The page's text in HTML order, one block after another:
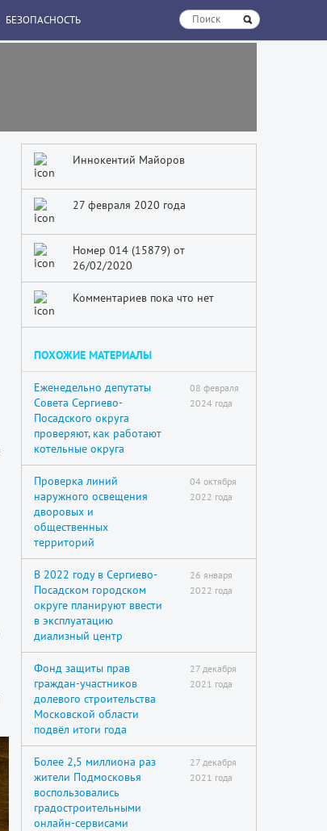
БЕЗОПАСНОСТЬ
Иннокентий Майоров
27 февраля 2020 года
Номер 014 (15879) от
26/02/2020
Комментариев пока что нет
ПОХОЖИЕ МАТЕРИАЛЫ
Еженедельно депутаты
Совета Сергиево-
Посадского округа
проверяют, как работают
котельные округа
08 февраля
2024 года
Проверка линий
наружного освещения
дворовых и
общественных
территорий
04 октября
2022 года
В 2022 году в Сергиево-
Посадском городском
округе планируют ввести
в эксплуатацию
диализный центр
26 января
2022 года
Фонд защиты прав
граждан-участников
долевого строительства
Московской области
подвёл итоги года
27 декабря
2021 года
Более 2,5 миллиона раз
жители Подмосковья
воспользовались
градостроительными
онлайн-сервисами
27 декабря
2021 года